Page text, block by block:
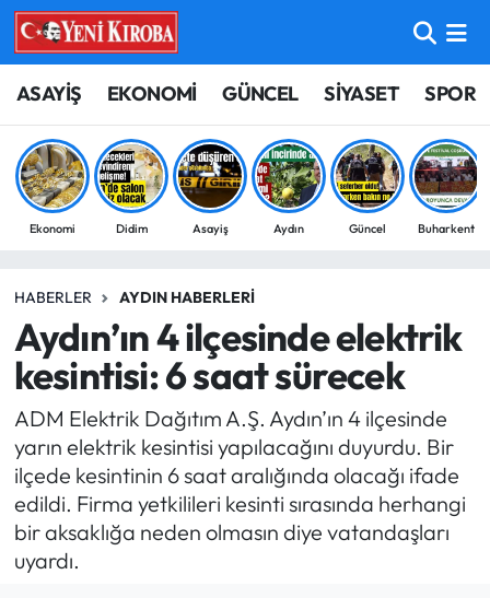
ASAYİŞ EKONOMİ GÜNCEL SİYASET SPOR
Ekonomi Didim Asayiş Aydın Güncel Buharkent
HABERLER AYDIN HABERLERI
Aydın’ın 4 ilçesinde elektrik
kesintisi: 6 saat sürecek
ADM Elektrik Dağıtım A.Ş. Aydın’ın 4 ilçesinde
yarın elektrik kesintisi yapılacağını duyurdu. Bir
ilçede kesintinin 6 saat aralığında olacağı ifade
edildi. Firma yetkilileri kesinti sırasında herhangi
bir aksaklığa neden olmasın diye vatandaşları
uyardı.
ASAYİŞ
BİLİM-TEKNOLOJİ
ÇEVRE
EĞİTİM
EKONOMİ
GÜNCEL
GÜNDEM
MAGAZİN
Aydın Nöbetçi Eczaneler
Aydın Hava Durumu
Aydin Namaz Vakitleri
Süper Lig Puan Durumu ve Fikstür
Tüm Manşetler
Son Dakika Haberleri
Haber Arşivi